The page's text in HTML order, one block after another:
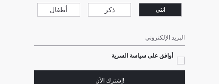
انثى ذكر أطفال
البريد الإلكتروني
أوافق على سياسة السرية
!إشترك الآن